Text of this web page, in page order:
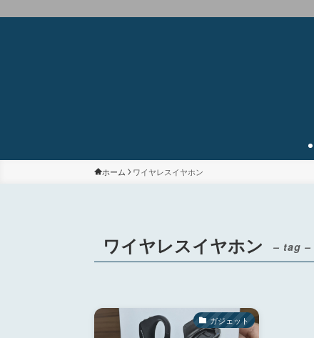
ホーム ワイヤレスイヤホン
ワイヤレスイヤホン – tag –
ガジェット